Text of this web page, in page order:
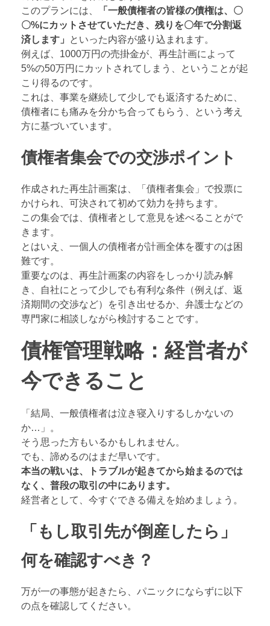
このプランには、
「一般債権者の皆様の債権は、〇
〇%にカットさせていただき、残りを〇年で分割返
済します」
といった内容が盛り込まれます。
例えば、1000万円の売掛金が、再生計画によって
5%の50万円にカットされてしまう、ということが起
こり得るのです。
これは、事業を継続して少しでも返済するために、
債権者にも痛みを分かち合ってもらう、という考え
方に基づいています。
債権者集会での交渉ポイント
作成された再生計画案は、「債権者集会」で投票に
かけられ、可決されて初めて効力を持ちます。
この集会では、債権者として意見を述べることがで
きます。
とはいえ、一個人の債権者が計画全体を覆すのは困
難です。
重要なのは、再生計画案の内容をしっかり読み解
き、自社にとって少しでも有利な条件（例えば、返
済期間の交渉など）を引き出せるか、弁護士などの
専門家に相談しながら検討することです。
債権管理戦略：経営者が
今できること
「結局、一般債権者は泣き寝入りするしかないの
か…」。
そう思った方もいるかもしれません。
でも、諦めるのはまだ早いです。
本当の戦いは、トラブルが起きてから始まるのでは
なく、普段の取引の中にあります。
経営者として、今すぐできる備えを始めましょう。
「もし取引先が倒産したら」
何を確認すべき？
万が一の事態が起きたら、パニックにならずに以下
の点を確認してください。